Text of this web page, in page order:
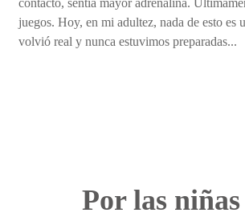
juegos. Hoy, en mi adultez, nada de esto
volvió real y nunca estuvimos preparadas...
Por las